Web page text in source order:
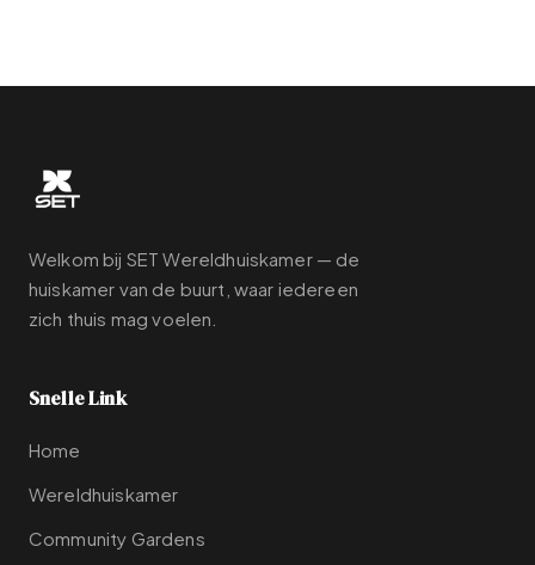
Welkom bij SET Wereldhuiskamer — de
huiskamer van de buurt, waar iedereen
zich thuis mag voelen.
Snelle Link
Home
Wereldhuiskamer
Community Gardens